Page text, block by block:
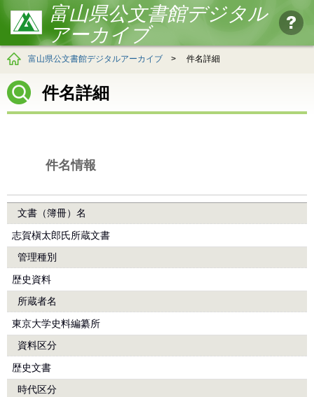
富山県公文書館デジタル
アーカイブ
富山県公文書館デジタルアーカイブ > 件名詳細
件名詳細
件名情報
文書（簿冊）名
志賀槇太郎氏所蔵文書
管理種別
歴史資料
所蔵者名
東京大学史料編纂所
資料区分
歴史文書
時代区分